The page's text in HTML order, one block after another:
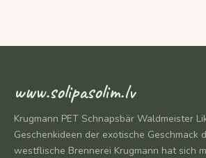
www.solipasolim.lv
Krugmann PET Schnapsbär Waldmeister
Geschenkideen der exotische Geschmack
westflische Brennerei Krugmann hat sich